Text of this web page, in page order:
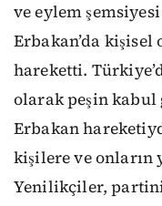
ve eylem
Erbakan’da
hareketti.
olarak peşin kabul
Erbakan
kişilere ve onların
Yenilikçiler,